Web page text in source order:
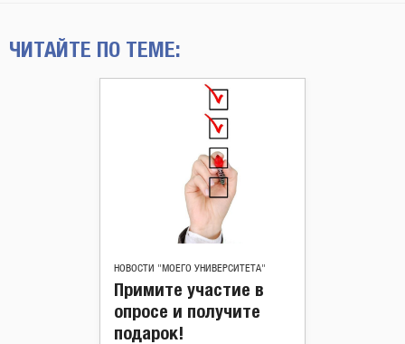
ЧИТАЙТЕ ПО ТЕМЕ:
НОВОСТИ "МОЕГО УНИВЕРСИТЕТА"
Примите участие в
опросе и получите
подарок!